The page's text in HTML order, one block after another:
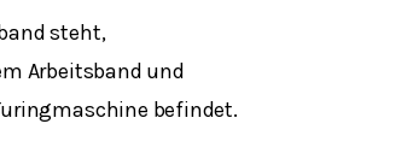
steht,
Arbeitsband und
befindet.